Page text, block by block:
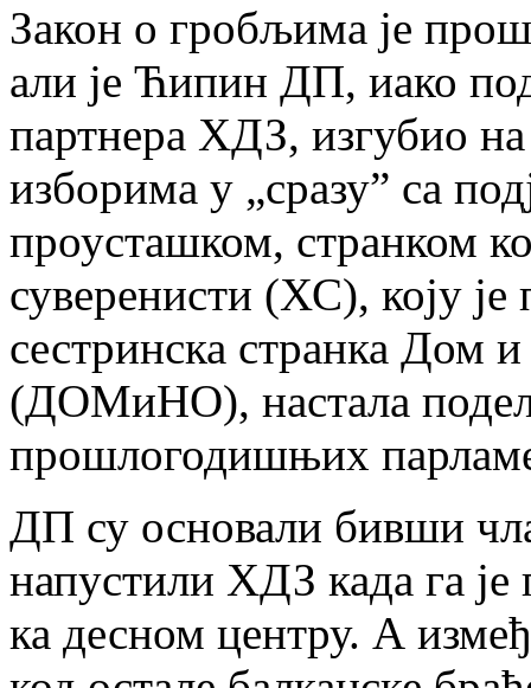
Закон о гробљима је
али је Ћипин ДП, иако
партнера ХДЗ, изгубио
изборима у „сразу” са
проусташком, странком
суверенисти (ХС), коју
сестринска странка Дом
(ДОМиНО), настала
прошлогодишњих
ДП су основали бивши
напустили ХДЗ када га
ка десном центру. А